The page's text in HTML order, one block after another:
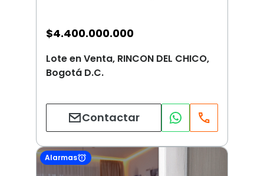
$4.400.000.000
Lote en Venta, RINCON DEL CHICO,
Bogotá D.C.
Contactar
Alarmas